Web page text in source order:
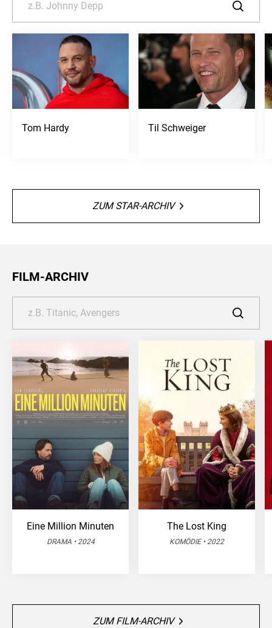
Tom Hardy Til Schweiger
ZUM STAR-ARCHIV
FILM-ARCHIV
Eine Million Minuten
DRAMA • 2024
The Lost King
KOMÖDIE • 2022
ZUM FILM-ARCHIV